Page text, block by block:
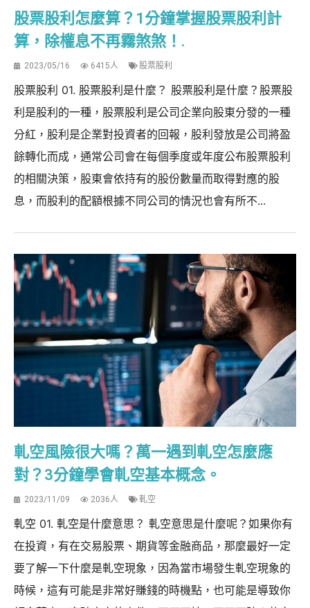
股票股利怎麼算？1分鐘掌握股票股利計
算，除權息不再霧煞煞！.
2023/05/16 6415人 股票股利
股票股利 01. 股票股利是什麼？ 股票股利是什麼？股票股
利是股利的一種，股票股利是公司企業向股東分發的一種
分紅，股利是企業對投資者的回報，股利發放是公司將盈
餘轉化而成，通常公司會在每個季度或年度公布股票股利
的相關決策，股東會依持有的股份數量而取得對應的股
息，而股利的配額根據不同公司的情況也會有所不...
軋空風險很大嗎？萬一遇到軋空怎麼應
對？3分鐘學會軋空基本概念。
2023/11/09 2036人 軋空
軋空 01. 軋空是什麼意思？ 軋空意思是什麼呢？如果你有
在投資，有在交易股票、期貨等金融商品，那麼最好一定
要了解一下什麼是軋空現象，因為當市場發生軋空現象的
時候，這有可能是非常好賺錢的時機點，也可能是導致你